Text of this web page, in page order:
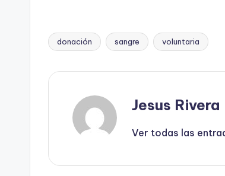
Etiquetas:
donación sangre voluntaria
Jesus Rivera
Ver todas las